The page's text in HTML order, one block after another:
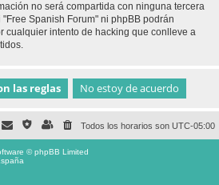
no será compartida con ninguna tercera
Spanish Forum" ni phpBB podrán
cualquier intento de hacking que conlleve a
Todos los horarios son UTC-05:00
© phpBB Limited